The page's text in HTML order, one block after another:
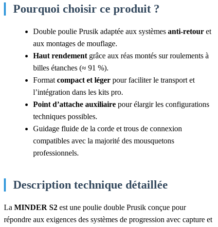
Pourquoi choisir ce produit ?
Double poulie Prusik adaptée aux systèmes anti-retour et
aux montages de mouflage.
Haut rendementgrâce aux réas montés sur roulements à
billes étanches (≈ 91 %).
Formatcompact et léger pour faciliter le transport et
l’intégration dans les kits pro.
Point d’attache auxiliaire pour élargir les configurations
techniques possibles.
Guidage fluide de la corde et trous de connexion
compatibles avec la majorité des mousquetons
professionnels.
Description technique détaillée
La MINDER S2 est une poulie double Prusik conçue pour
répondre aux exigences des systèmes de progression avec capture et